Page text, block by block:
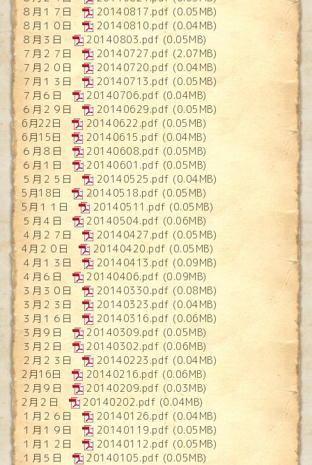
８月１７日
20140817.pdf (0.05MB)
８月１０日
20140810.pdf (0.04MB)
８月３日
20140803.pdf (0.05MB)
７月２７日
20140727.pdf (2.07MB)
７月２０日
20140720.pdf (0.04MB)
７月１３日
20140713.pdf (0.05MB)
７月６日
20140706.pdf (0.04MB)
６月２９日
20140629.pdf (0.05MB)
6月22日
20140622.pdf (0.05MB)
6月15日
20140615.pdf (0.04MB)
６月８日
20140608.pdf (0.05MB)
６月１日
20140601.pdf (0.05MB)
５月２５日
20140525.pdf (0.04MB)
5月18日
20140518.pdf (0.05MB)
5月１１日
20140511.pdf (0.05MB)
５月４日
20140504.pdf (0.06MB)
４月２７日
20140427.pdf (0.05MB)
4月２０日
20140420.pdf (0.05MB)
４月１３日
20140413.pdf (0.09MB)
４月６日
20140406.pdf (0.09MB)
３月３０日
20140330.pdf (0.08MB)
３月２３日
20140323.pdf (0.04MB)
３月１６日
20140316.pdf (0.06MB)
３月９日
20140309.pdf (0.05MB)
３月２日
20140302.pdf (0.06MB)
２月２３日
20140223.pdf (0.04MB)
2月16日
20140216.pdf (0.06MB)
２月９日
20140209.pdf (0.03MB)
2月２日
20140202.pdf (0.04MB)
１月２６日
20140126.pdf (0.04MB)
１月１９日
20140119.pdf (0.05MB)
１月１２日
20140112.pdf (0.05MB)
１月５日
20140105.pdf (0.05MB)